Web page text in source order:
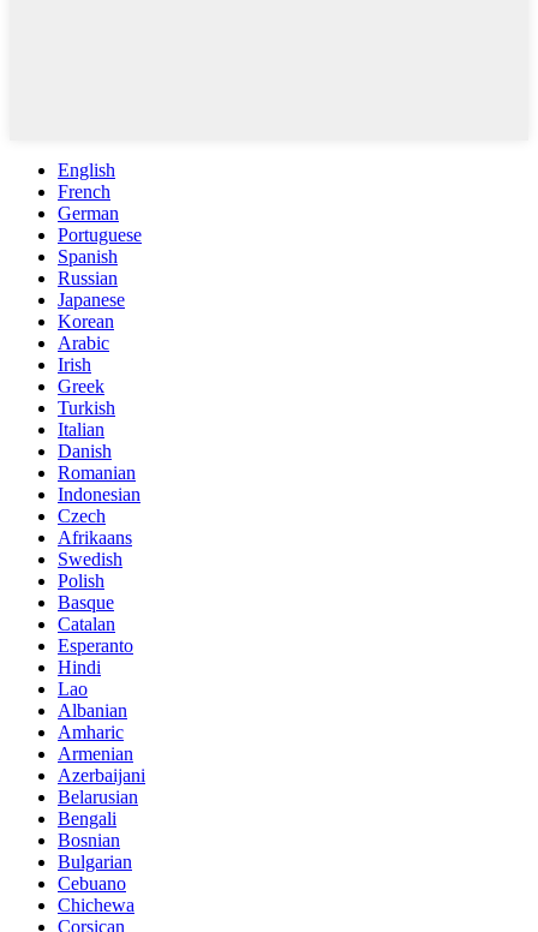
English
French
German
Portuguese
Spanish
Russian
Japanese
Korean
Arabic
Irish
Greek
Turkish
Italian
Danish
Romanian
Indonesian
Czech
Afrikaans
Swedish
Polish
Basque
Catalan
Esperanto
Hindi
Lao
Albanian
Amharic
Armenian
Azerbaijani
Belarusian
Bengali
Bosnian
Bulgarian
Cebuano
Chichewa
Corsican